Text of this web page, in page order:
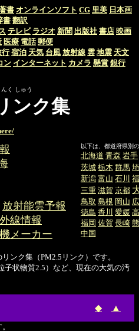
書 オンラインソフト CG 里美 日本画
書 翻訳
テレビ ラジオ 新聞 出版社 書店 映画
医療 電話 郵便
行 宿泊 天気 台風 放射線 雲 地震 天文
ン インターネット カメラ 懸賞 銀行
く しゅう
ンク集
放射能雲予報
線情報
メーカー
以下は、都道府県別
北海道 青森 岩手
茨城 栃木 群馬
新潟 富山 石川
三重 滋賀 京都
鳥取 島根 岡山
徳島 香川 愛媛
福岡 佐賀 長崎
中国
ンク集（PM2.5リンク）です。
子状物質2.5）など、現在の大気の汚
◆ ▲